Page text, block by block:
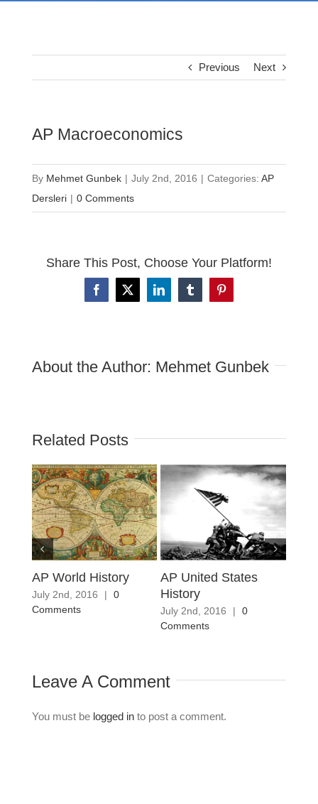
Previous Next
AP Macroeconomics
By Mehmet Gunbek | July 2nd, 2016 | Categories: AP
Dersleri | 0 Comments
Share This Post, Choose Your Platform!
Facebook
X LinkedInTumblrPinterest
About the Author: Mehmet Gunbek
Related Posts
AP World History
July 2nd, 2016 |
0
Comments
AP United States
History
July 2nd, 2016 |
0
Comments
Leave A Comment
You must be logged into post a comment.